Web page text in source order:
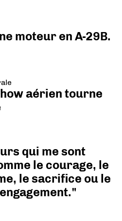
moteur en A-29B.
aérien tourne
qui me sont
le courage, le
le sacrifice ou le